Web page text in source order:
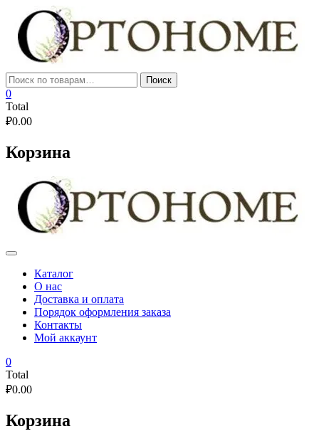
content
Искать: Поиск
0
Total
₽0.00
Корзина
Каталог
О нас
Доставка и оплата
Порядок оформления заказа
Контакты
Мой аккаунт
0
Total
₽0.00
Корзина